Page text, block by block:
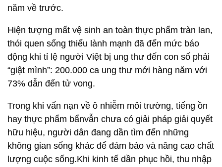
năm về trước.
Hiện tượng mất vệ sinh an toàn thực phẩm tràn lan,
thói quen sống thiếu lành mạnh đã đến mức báo
động khi tỉ lệ người Việt bị ung thư đến con số phải
“giật mình”: 200.000 ca ung thư mới hàng năm với
73% dẫn đến tử vong.
Trong khi vấn nạn về ô nhiễm môi trường, tiếng ồn
hay thực phẩm bẩnvẫn chưa có giải pháp giải quyết
hữu hiệu, người dân đang dần tìm đến những
không gian sống khác để đảm bảo và nâng cao chất
lượng cuộc sống.Khi kinh tế dần phục hồi, thu nhập